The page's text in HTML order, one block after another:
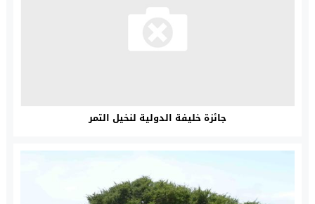
جائزة خليفة الدولية لنخيل التمر